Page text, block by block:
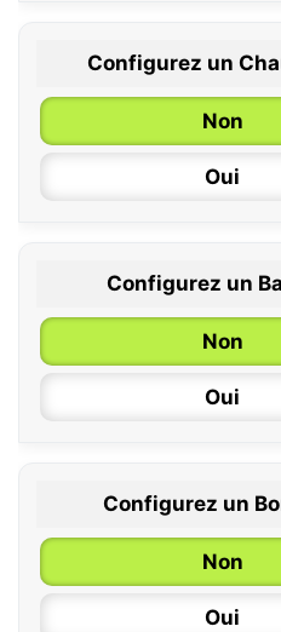
0 / 6
6 / 12
12 / 18
Configurez un
Non
Oui
Configurez un
Non
Oui
Configurez un
Non
Oui